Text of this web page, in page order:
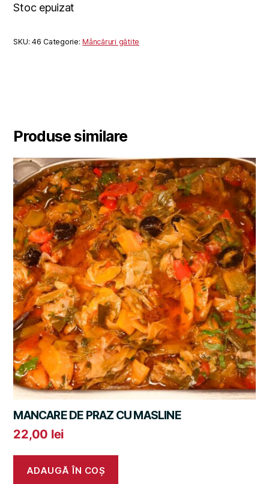
Stoc epuizat
SKU:46 Categorie:Mâncăruri gătite
Produse similare
MANCARE DE PRAZ CU MASLINE
22,00 lei
ADAUGĂ ÎN COȘ